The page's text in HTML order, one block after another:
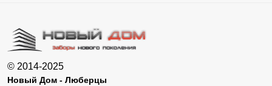
© 2014-2025
Новый Дом - Люберцы